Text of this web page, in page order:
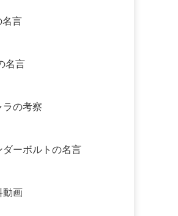
名言
名言
ラの考察
ダーボルトの名言
動画